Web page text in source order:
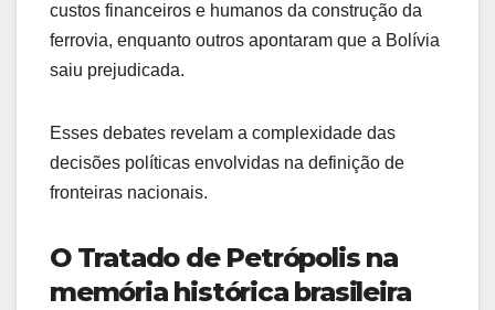
custos financeiros e humanos da construção da
ferrovia, enquanto outros apontaram que a Bolívia
saiu prejudicada.
Esses debates revelam a complexidade das
decisões políticas envolvidas na definição de
fronteiras nacionais.
O Tratado de Petrópolis na
memória histórica brasileira